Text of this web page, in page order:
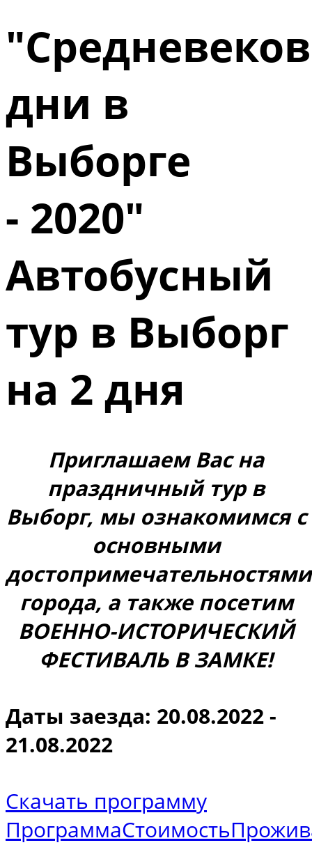
дни в
Выборге
- 2020"
Автобусный
тур в Выборг
на 2 дня
Приглашаем Вас на
праздничный тур в
Выборг, мы ознакомимся с
основными
достопримечательностями
города, а также посетим
ВОЕННО-ИСТОРИЧЕСКИЙ
ФЕСТИВАЛЬ В ЗАМКЕ!
Даты заезда: 20.08.2022 -
21.08.2022
Скачать программу
ПрограммаСтоимость